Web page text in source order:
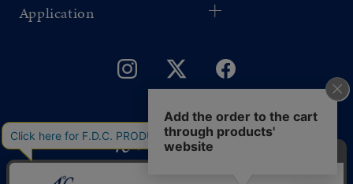
Application